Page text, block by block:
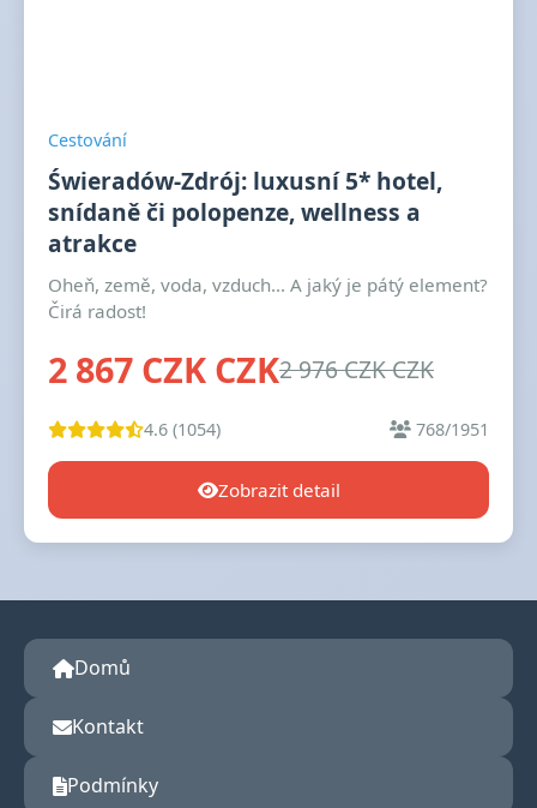
Cestování
Świeradów-Zdrój: luxusní 5* hotel,
snídaně či polopenze, wellness a
atrakce
Oheň, země, voda, vzduch... A jaký je pátý element?
Čirá radost!
2 867 CZK CZK2 976 CZK CZK
4.6 (1054) 768/1951
Zobrazit detail
Domů
Kontakt
Podmínky